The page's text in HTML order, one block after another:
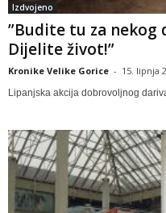
Izdvojeno
”Budite tu za nekog
Dijelite život!”
Kronike Velike Gorice - 15. lipnja
Lipanjska akcija dobrovoljnog